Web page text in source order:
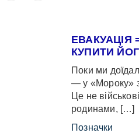
КУПИТИ
Поки ми
— у «Мороку»
Це не
родинами, […]
Позначки